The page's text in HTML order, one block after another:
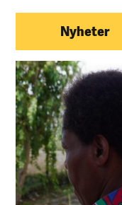
Nyheter